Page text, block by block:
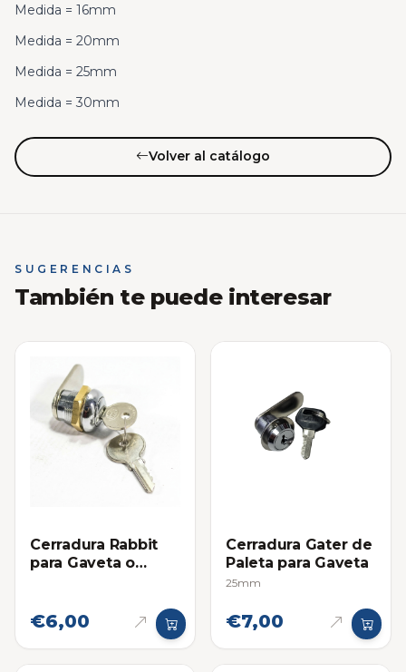
Medida = 16mm
Medida = 20mm
Medida = 25mm
Medida = 30mm
Volver al catálogo
SUGERENCIAS
También te puede interesar
Cerradura Rabbit
para Gaveta o
€6,00
Cerradura Gater de
Paleta para Gaveta
25mm
€7,00